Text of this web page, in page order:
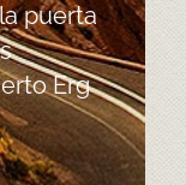
puerta
Erg